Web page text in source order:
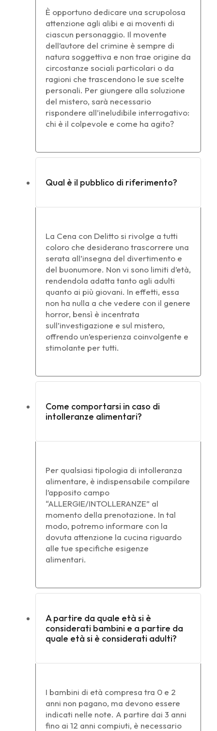
È opportuno dedicare una scrupolosa
attenzione agli alibi e ai moventi di
ciascun personaggio. Il movente
dell’autore del crimine è sempre di
natura soggettiva e non trae origine da
circostanze sociali particolari o da
ragioni che trascendono le sue scelte
personali. Per giungere alla soluzione
del mistero, sarà necessario
rispondere all’ineludibile interrogativo:
chi è il colpevole e come ha agito?
Qual è il pubblico di riferimento?
La Cena con Delitto si rivolge a tutti
coloro che desiderano trascorrere una
serata all’insegna del divertimento e
del buonumore. Non vi sono limiti d’età,
rendendola adatta tanto agli adulti
quanto ai più giovani. In effetti, essa
non ha nulla a che vedere con il genere
horror, bensì è incentrata
sull’investigazione e sul mistero,
offrendo un’esperienza coinvolgente e
stimolante per tutti.
Come comportarsi in caso di
intolleranze alimentari?
Per qualsiasi tipologia di intolleranza
alimentare, è indispensabile compilare
l’apposito campo
“ALLERGIE/INTOLLERANZE” al
momento della prenotazione. In tal
modo, potremo informare con la
dovuta attenzione la cucina riguardo
alle tue specifiche esigenze
alimentari.
A partire da quale età si è
considerati bambini e a partire da
quale età si è considerati adulti?
I bambini di età compresa tra 0 e 2
anni non pagano, ma devono essere
indicati nelle note. A partire dai 3 anni
fino ai 12 anni compiuti, è necessario